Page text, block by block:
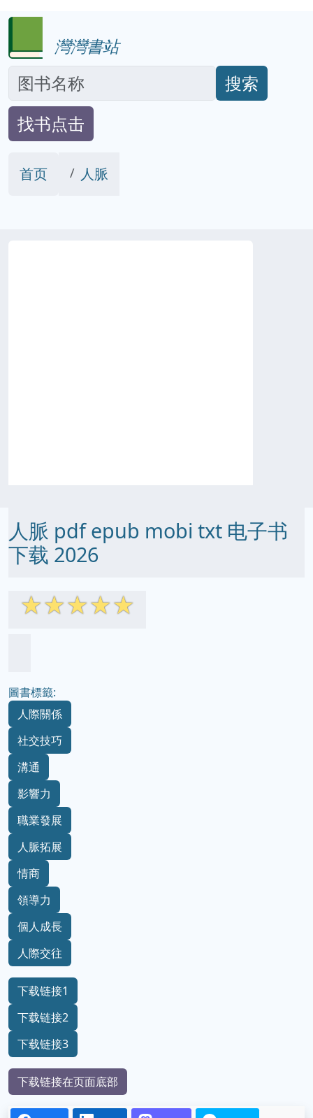
灣灣書站
搜索
找书点击
首页 人脈
人脈 pdf epub mobi txt 电子书
下载 2026
☆☆☆☆☆
圖書標籤:
人際關係
社交技巧
溝通
影響力
職業發展
人脈拓展
情商
領導力
個人成長
人際交往
下载链接1
下载链接2
下载链接3
下载链接在页面底部